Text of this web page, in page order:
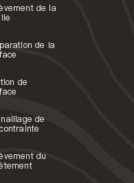
de la
de la
de
de
du